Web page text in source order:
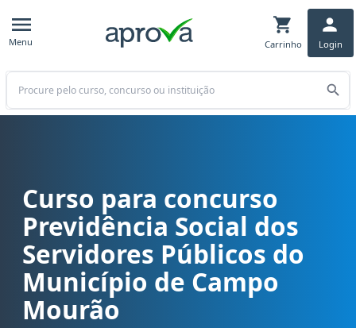
Menu Carrinho Login
Buscar
Curso para concurso PREVISCAM - Previdência Social dos
Curso para concurso
Previdência Social dos
Servidores Públicos do
Município de Campo
Mourão